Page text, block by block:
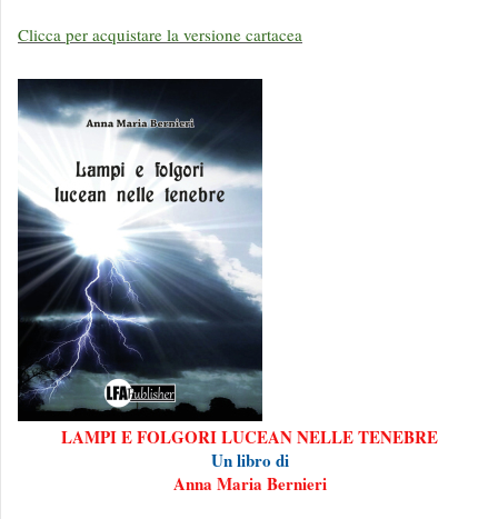
Clicca per acquistare la versione cartacea
LAMPI E FOLGORI LUCEAN NELLE TENEBRE
Un libro di
Anna Maria Bernieri